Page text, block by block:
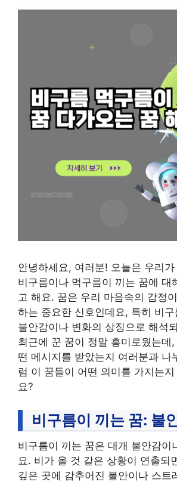
안녕하세요, 여러분! 오늘은 우리
비구름이나 먹구름이 끼는 꿈에 대
고 해요. 꿈은 우리 마음속의 감정
하는 중요한 신호인데요, 특히 비
불안감이나 변화의 상징으로 해석
최근에 꾼 꿈이 정말 흥미로웠는데
떤 메시지를 받았는지 여러분과 나
럼 이 꿈들이 어떤 의미를 가지는
요?
비구름이 끼는 꿈: 불
비구름이 끼는 꿈은 대개 불안감이
요. 비가 올 것 같은 상황이 연출되
깊은 곳에 감추어진 불안이나 스트